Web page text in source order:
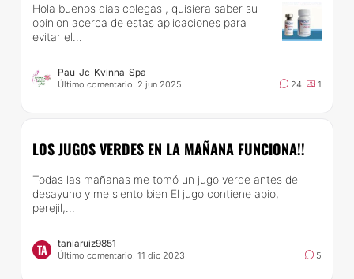
Hola buenos dias colegas , quisiera saber su
opinion acerca de estas aplicaciones para
evitar el...
Pau_Jc_Kvinna_Spa
Último comentario: 2 jun 2025 24 1
LOS JUGOS VERDES EN LA MAÑANA FUNCIONA!!
Todas las mañanas me tomó un jugo verde antes del
desayuno y me siento bien El jugo contiene apio,
perejil,...
TA taniaruiz9851
Último comentario: 11 dic 2023 5